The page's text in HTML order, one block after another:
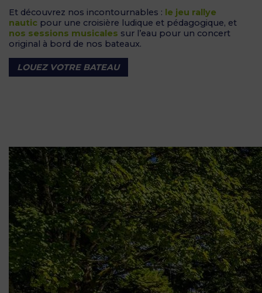
Et découvrez nos incontournables : le jeu rallye
nautic pour une croisière ludique et pédagogique, et
nos sessions musicales sur l’eau pour un concert
original à bord de nos bateaux.
LOUEZ VOTRE BATEAU